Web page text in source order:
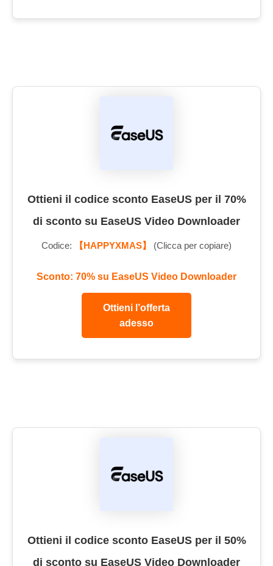
Ottieni il codice sconto EaseUS per il 70%
di sconto su EaseUS Video Downloader
Codice: 【HAPPYXMAS】 (Clicca per copiare)
Sconto: 70% su EaseUS Video Downloader
Ottieni l’offerta
adesso
Ottieni il codice sconto EaseUS per il 50%
di sconto su EaseUS Video Downloader